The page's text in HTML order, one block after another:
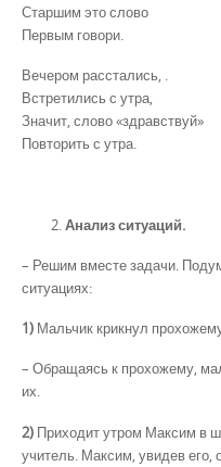
Старшим это слово
Первым говори.
Вечером расстались, .
Встретились с утра,
Значит, слово «здравствуй»
Повторить с утра.
Анализ ситуаций.
– Решим вместе задачи.
ситуациях:
1) Мальчик крикнул
– Обращаясь к прохожему,
их.
2) Приходит утром Максим в
учитель. Максим, увидев